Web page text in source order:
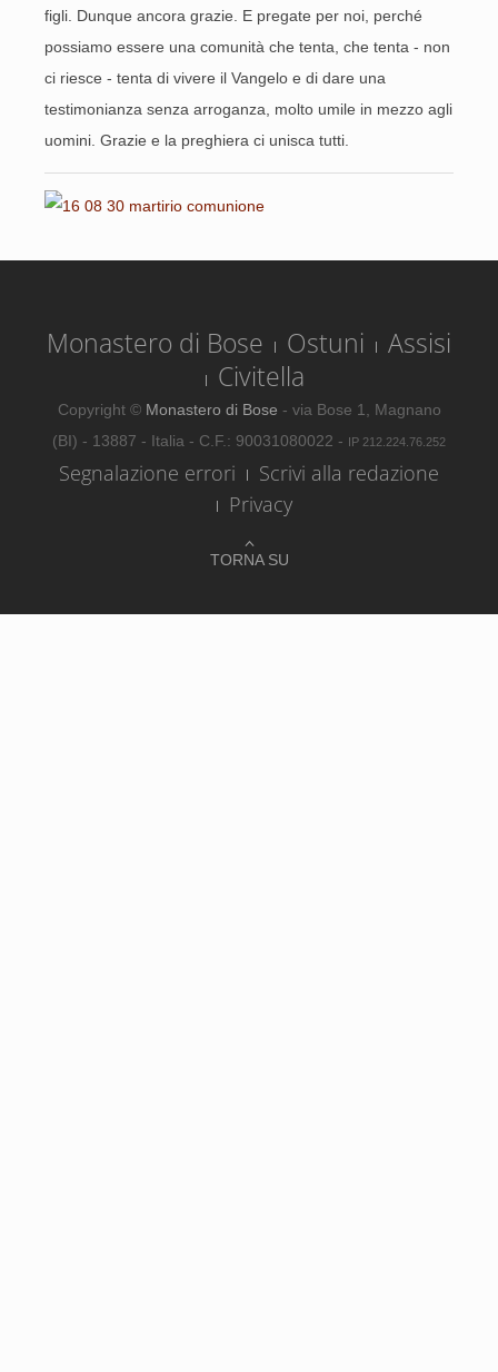
figli. Dunque ancora grazie. E pregate per noi, perché
possiamo essere una comunità che tenta, che tenta - non
ci riesce - tenta di vivere il Vangelo e di dare una
testimonianza senza arroganza, molto umile in mezzo agli
uomini. Grazie e la preghiera ci unisca tutti.
TORNA SU
Monastero di Bose Ostuni
Assisi
Civitella
Copyright © Monastero di Bose - via Bose 1, Magnano
(BI) - 13887 - Italia - C.F.: 90031080022 - IP 212.224.76.252
Segnalazione errori
Scrivi alla redazione
Privacy